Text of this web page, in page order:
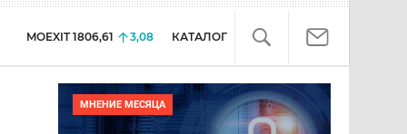
MOEXIT 1806,61 3,08 КАТАЛОГ
МНЕНИЕ МЕСЯЦА